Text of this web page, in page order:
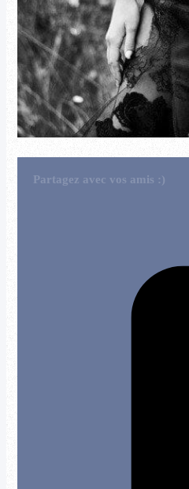
Partagez avec vos amis :)